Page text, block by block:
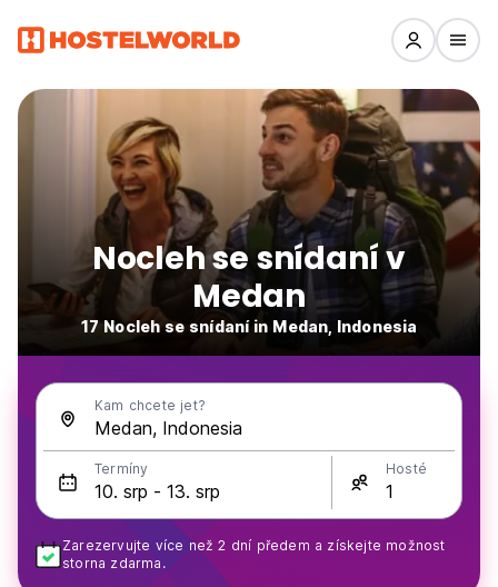
Nocleh se snídaní v
Medan
17 Nocleh se snídaní in Medan, Indonesia
Kam chcete jet?
Termíny Hosté
Zarezervujte více než 2 dní předem a získejte možnost
storna zdarma.